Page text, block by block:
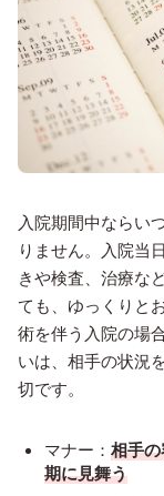
入院期間中ならい
りません。入院当
きや検査、治療な
ても、ゆっくりと
術を伴う入院の場
いは、相手の状況
切です。
マナー： 相手
期に見舞う